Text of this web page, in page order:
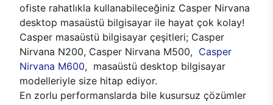
ofiste rahatlıkla kullanabileceğiniz Casper Nirvana
desktop masaüstü bilgisayar ile hayat çok kolay!
Casper masaüstü bilgisayar çeşitleri; Casper
Nirvana N200, Casper Nirvana M500, Casper
Nirvana M600, masaüstü desktop bilgisayar
modelleriyle size hitap ediyor.
En zorlu performanslarda bile kusursuz çözümler